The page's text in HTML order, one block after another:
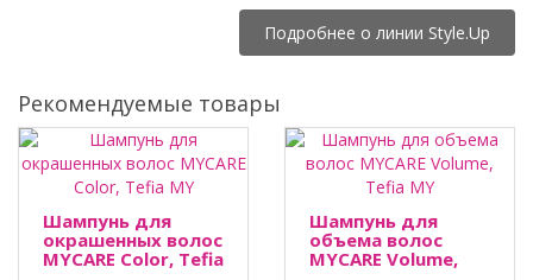
Подробнее о линии Style.Up
Рекомендуемые товары
Шампунь для
окрашенных волос
MYCARE Color, Tefia
Шампунь для
объема волос
MYCARE Volume,